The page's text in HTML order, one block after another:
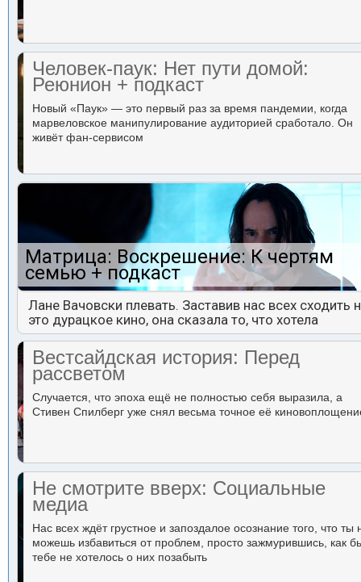
Человек-паук: Нет пути домой:
Реюнион + подкаст
Новый «Паук» — это первый раз за время пандемии, когда
марвеловское манипулирование аудиторией сработало. Он
живёт фан-сервисом
Матрица: Воскрешение: К чертям
семью + подкаст
Лане Вачовски плевать. Заставив нас всех сходить
это дурацкое кино, она сказала то, что хотела
Вестсайдская история: Перед
рассветом
Случается, что эпоха ещё не полностью себя выразила, а
Стивен Спилберг уже снял весьма точное её
Не смотрите вверх: Социальные
медиа
Нас всех ждёт грустное и запоздалое осознание того, что ты
можешь избавиться от проблем, просто зажмурившись, как
тебе не хотелось о них позабыть